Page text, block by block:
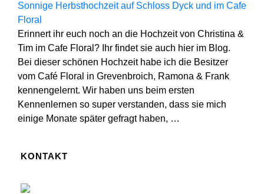
Sonnige Herbsthochzeit auf Schloss Dyck und im Cafe
Floral
Erinnert ihr euch noch an die Hochzeit von Christina &
Tim im Cafe Floral? Ihr findet sie auch hier im Blog.
Bei dieser schönen Hochzeit habe ich die Besitzer
vom Café Floral in Grevenbroich, Ramona & Frank
kennengelernt. Wir haben uns beim ersten
Kennenlernen so super verstanden, dass sie mich
einige Monate später gefragt haben, …
KONTAKT